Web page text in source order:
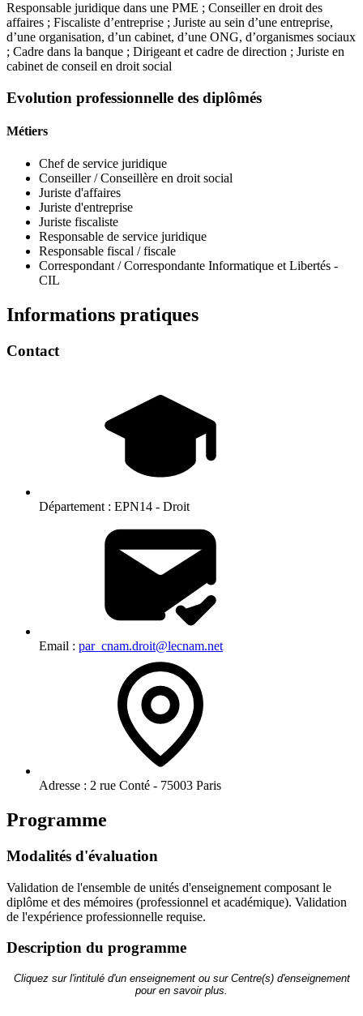
Responsable juridique dans une PME ; Conseiller en droit des
affaires ; Fiscaliste d’entreprise ; Juriste au sein d’une entreprise,
d’une organisation, d’un cabinet, d’une ONG, d’organismes sociaux
; Cadre dans la banque ; Dirigeant et cadre de direction ; Juriste en
cabinet de conseil en droit social
Evolution professionnelle des diplômés
Métiers
Chef de service juridique
Conseiller / Conseillère en droit social
Juriste d'affaires
Juriste d'entreprise
Juriste fiscaliste
Responsable de service juridique
Responsable fiscal / fiscale
Correspondant / Correspondante Informatique et Libertés -
CIL
Informations pratiques
Contact
Département : EPN14 - Droit
Email : par_cnam.droit@lecnam.net
Adresse : 2 rue Conté - 75003 Paris
Programme
Modalités d'évaluation
Validation de l'ensemble de unités d'enseignement composant le
diplôme et des mémoires (professionnel et académique). Validation
de l'expérience professionnelle requise.
Description du programme
Cliquez sur l'intitulé d'un enseignement ou sur Centre(s) d'enseignement
pour en savoir plus.